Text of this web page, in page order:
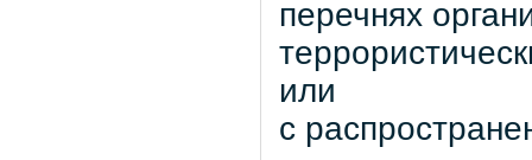
перечнях
или
с